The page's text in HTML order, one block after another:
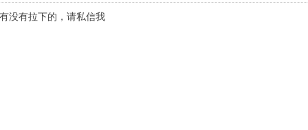
没有拉下的，请私信我